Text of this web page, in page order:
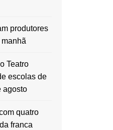
produtores
Teatro
escolas de
agosto
quatro
franca